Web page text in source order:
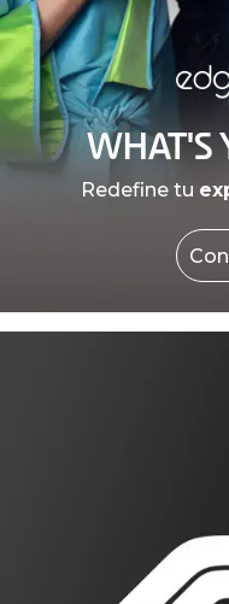
WHAT'S
Redefine tu